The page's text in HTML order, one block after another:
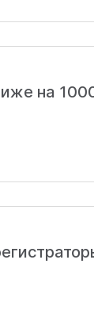
на